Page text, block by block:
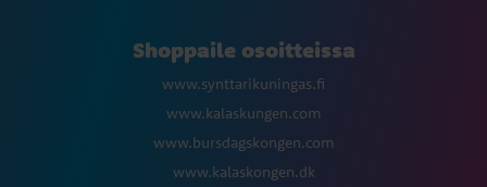
Shoppaile osoitteissa
www.synttarikuningas.fi
www.kalaskungen.com
www.bursdagskongen.com
www.kalaskongen.dk